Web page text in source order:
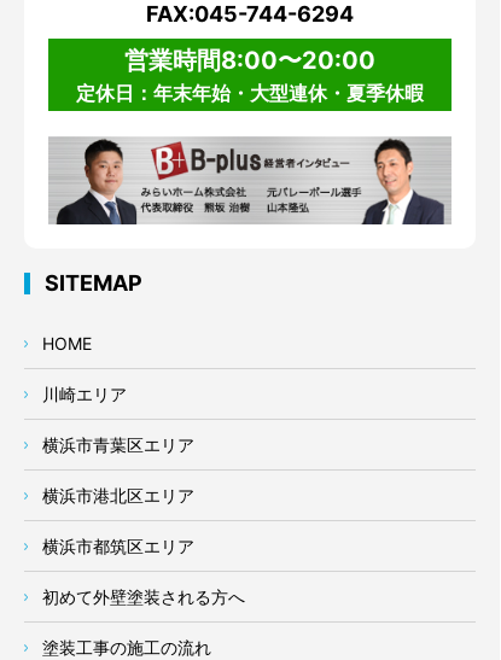
FAX:045-744-6294
営業時間8:00〜20:00
定休日：年末年始・大型連休・夏季休暇
SITEMAP
HOME
川崎エリア
横浜市青葉区エリア
横浜市港北区エリア
横浜市都筑区エリア
初めて外壁塗装される方へ
塗装工事の施工の流れ